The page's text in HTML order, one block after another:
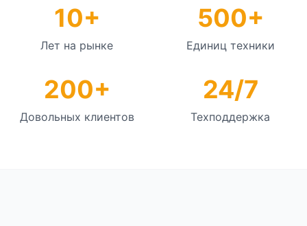
10+
Лет на рынке
500+
Единиц техники
200+
Довольных клиентов
24/7
Техподдержка